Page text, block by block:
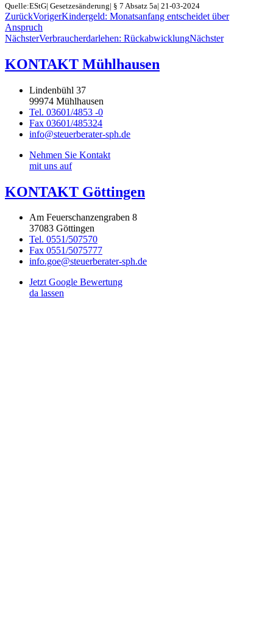
Quelle:EStG| Gesetzesänderung| § 7 Absatz 5a| 21-03-2024
ZurückVorigerKindergeld: Monatsanfang entscheidet über
Anspruch
NächsterVerbraucherdarlehen: RückabwicklungNächster
KONTAKT Mühlhausen
Lindenbühl 37
99974 Mühlhausen
Tel. 03601/4853 -0
Fax 03601/485324
info@steuerberater-sph.de
Nehmen Sie Kontakt
mit uns auf
KONTAKT Göttingen
Am Feuerschanzengraben 8
37083 Göttingen
Tel. 0551/507570
Fax 0551/5075777
info.goe@steuerberater-sph.de
Jetzt Google Bewertung
da lassen